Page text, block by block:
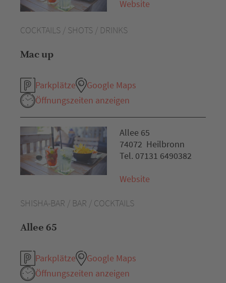
COCKTAILS / SHOTS / DRINKS
Mac up
Parkplätze
Google Maps
Öffnungszeiten anzeigen
Website
SHISHA-BAR / BAR / COCKTAILS
Allee 65
Parkplätze
Google Maps
Öffnungszeiten anzeigen
Allee 65
74072 Heilbronn
Tel. 07131 6490382
Website